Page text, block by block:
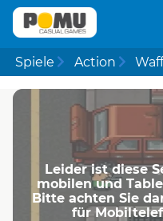
Spiele Action
Leider ist diese
mobilen und
Bitte achten Sie
für